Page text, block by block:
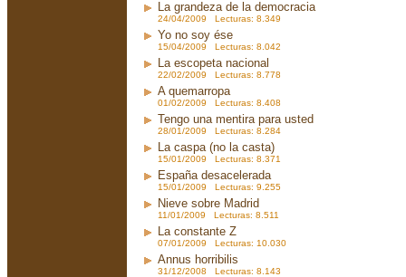
La grandeza de la democracia
24/04/2009 Lecturas: 8.349
Yo no soy ése
15/04/2009 Lecturas: 8.042
La escopeta nacional
22/02/2009 Lecturas: 8.778
A quemarropa
01/02/2009 Lecturas: 8.408
Tengo una mentira para usted
28/01/2009 Lecturas: 8.284
La caspa (no la casta)
15/01/2009 Lecturas: 8.371
España desacelerada
15/01/2009 Lecturas: 9.255
Nieve sobre Madrid
11/01/2009 Lecturas: 8.511
La constante Z
07/01/2009 Lecturas: 10.030
Annus horribilis
31/12/2008 Lecturas: 8.143